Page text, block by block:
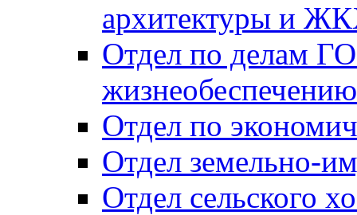
архитектуры и
Отдел по делам
Отдел по
Отдел земельно-
Отдел сельского